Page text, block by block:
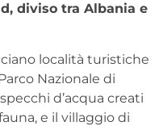
diviso tra Albania e
località turistiche
Nazionale di
d’acqua creati
e il villaggio di